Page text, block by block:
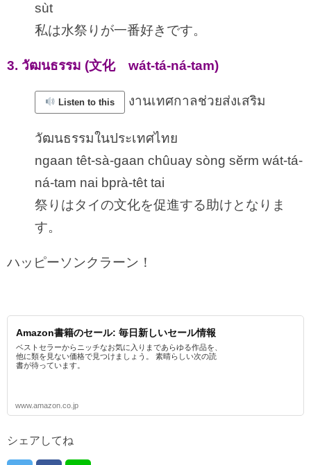
sùt
私は水祭りが一番好きです。
3. วัฒนธรรม (文化 wát-tá-ná-tam)
Listen to this งานเทศกาลช่วยส่งเสริม
วัฒนธรรมในประเทศไทย
ngaan têt-sà-gaan chûuay sòng sĕrm wát-tá-
ná-tam nai bprà-têt tai
祭りはタイの文化を促進する助けとなりま
す。
ハッピーソンクラーン！
Amazon書籍のセール: 毎日新しいセール情報
ベストセラーからニッチなお気に入りまであらゆる作品を、
他に類を見ない価格で見つけましょう。 素晴らしい次の読
書が待っています。
www.amazon.co.jp
シェアしてね